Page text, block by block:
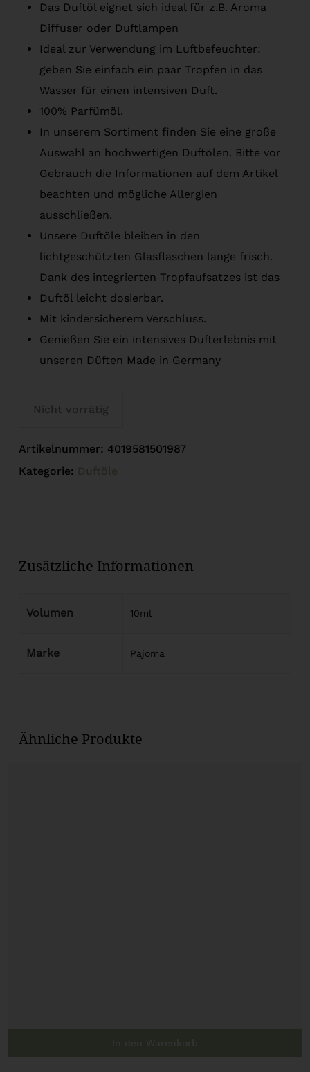
Das Duftöl eignet sich ideal für z.B. Aroma
Diffuser oder Duftlampen
Ideal zur Verwendung im Luftbefeuchter:
geben Sie einfach ein paar Tropfen in das
Wasser für einen intensiven Duft.
100% Parfümöl.
In unserem Sortiment finden Sie eine große
Auswahl an hochwertigen Duftölen. Bitte vor
Gebrauch die Informationen auf dem Artikel
beachten und mögliche Allergien
ausschließen.
Unsere Duftöle bleiben in den
lichtgeschützten Glasflaschen lange frisch.
Dank des integrierten Tropfaufsatzes ist das
Duftöl leicht dosierbar.
Mit kindersicherem Verschluss.
Genießen Sie ein intensives Dufterlebnis mit
unseren Düften Made in Germany
Nicht vorrätig
Artikelnummer: 4019581501987
Kategorie:
Zusätzliche Informationen
Volumen 10ml
Marke Pajoma
Ähnliche Produkte